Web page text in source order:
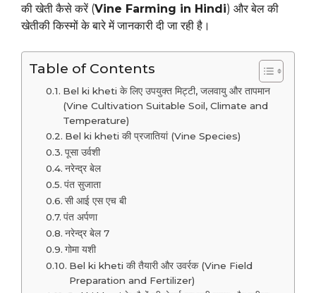
की खेती कैसे करें (Vine Farming in Hindi) और बेल की
खेतीकी किस्मों के बारे में जानकारी दी जा रही है।
Table of Contents
Bel ki kheti के लिए उपयुक्त मिट्टी, जलवायु और तापमान
(Vine Cultivation Suitable Soil, Climate and
Temperature)
Bel ki kheti की प्रजातियां (Vine Species)
पूसा उर्वशी
नरेन्द्र बेल
पंत सुजाता
सी आई एस एच बी
पंत अर्पणा
नरेन्द्र बेल 7
गोमा यशी
Bel ki kheti की तैयारी और उवर्रक (Vine Field
Preparation and Fertilizer)